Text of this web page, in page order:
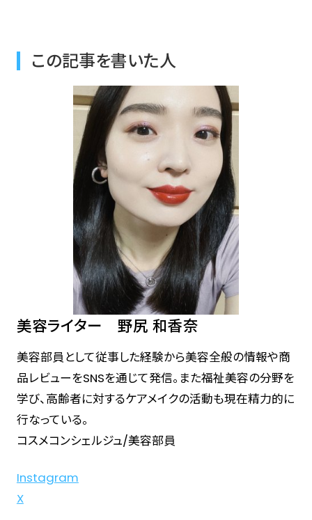
この記事を書いた人
美容ライター 野尻 和香奈
美容部員として従事した経験から美容全般の情報や商
品レビューをSNSを通じて発信。また福祉美容の分野を
学び、高齢者に対するケアメイクの活動も現在精力的に
行なっている。
コスメコンシェルジュ/美容部員
Instagram
X